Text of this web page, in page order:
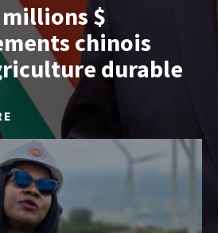
millions $
chinois
durable